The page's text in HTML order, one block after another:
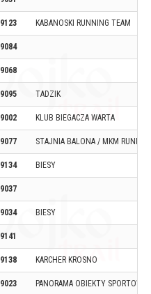
9123 KABANOSKI RUNNING TEAM
9084
9068
9095 TADZIK
9002 KLUB BIEGACZA WARTA
9077 STAJNIA BALONA / MKM
9134 BIESY
9037
9034 BIESY
9141
9138 KARCHER KROSNO
9023 PANORAMA OBIEKTY SPORTOWE